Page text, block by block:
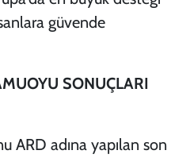
güvende
SONUÇLARI
ARD adına yapılan son